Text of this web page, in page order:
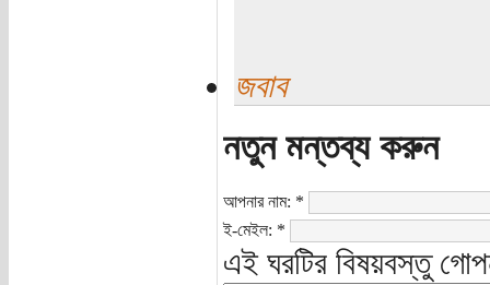
জবাব
নতুন মন্তব্য করুন
আপনার নাম: *
ই-মেইল: *
এই ঘরটির বিষয়বস্তু